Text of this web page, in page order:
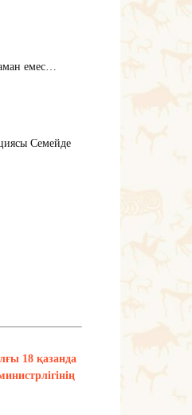
емес…
Семейде
18 қазанда